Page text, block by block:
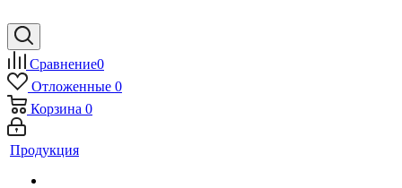
Сравнение0
Отложенные 0
Корзина 0
Продукция